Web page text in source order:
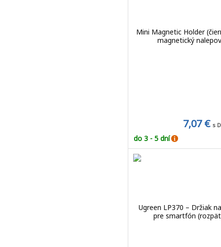
Mini Magnetic Holder
magnetický
7,07 €s
do 3 - 5 dní
Ugreen LP370 – Držiak
pre smartfón